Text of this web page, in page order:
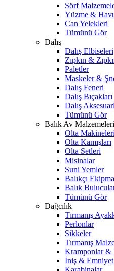
Sörf
Yüzme &
Can Yelekleri
Tümünü Gör
Dalış
Dalış Elbiseleri
Zıpkın &
Paletler
Maskeler &
Dalış Feneri
Dalış Bıçakları
Dalış
Tümünü Gör
Balık Av Malzemeleri
Olta Makineleri
Olta Kamışları
Olta Setleri
Misinalar
Suni Yemler
Balıkçı
Balık
Tümünü Gör
Dağcılık
Tırmanış
Perlonlar
Sikkeler
Tırmanış
Kramponlar &
İniş &